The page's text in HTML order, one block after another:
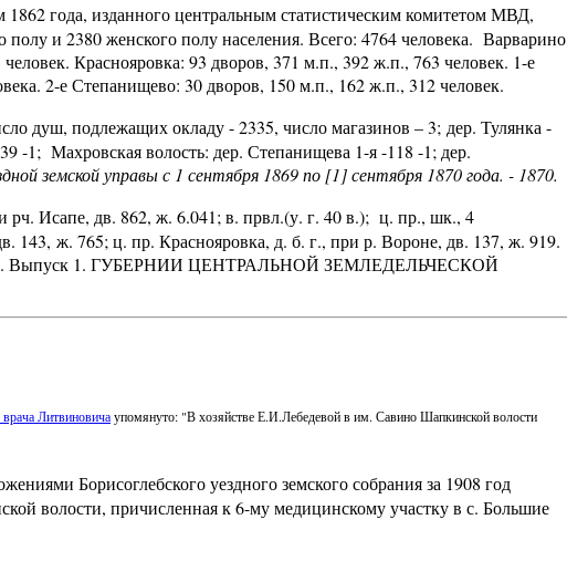
года, изданного центральным статистическим комитетом МВД,
и 2380 женского полу населения. Всего: 4764 человека. Варварино
Краснояровка: 93 дворов, 371 м.п., 392 ж.п., 763 человек. 1-е
2-е Степанищево: 30 дворов, 150 м.п., 162 ж.п., 312 человек.
душ, подлежащих окладу - 2335, число магазинов – 3; дер. Тулянка -
-1; Махровская волость: дер. Степанищева 1-я -118 -1; дер.
земской управы с 1 сентября 1869 по [1] сентября 1870 года. - 1870.
Исапе, дв. 862, ж. 6.041; в. првл.(у. г. 40 в.); ц. пр., шк., 4
143, ж. 765; ц. пр. Краснояровка, д. б. г., при р. Вороне, дв. 137, ж. 919.
Выпуск 1. ГУБЕРНИИ ЦЕНТРАЛЬНОЙ ЗЕМЛЕДЕЛЬЧЕСКОЙ
Литвиновичаупомянуто: "В хозяйстве Е.И.Лебедевой в им. Савино Шапкинской волости
Борисоглебского уездного земского собрания за 1908 год
волости, причисленная к 6-му медицинскому участку в с. Большие